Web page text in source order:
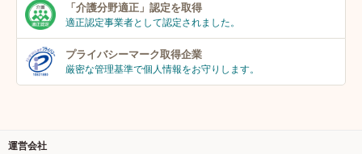
「介護分野適正」 認定を取得
適正認定事業者として認定されました。
プライバシーマーク取得企業
厳密な管理基準で個人情報をお守りします。
運営会社